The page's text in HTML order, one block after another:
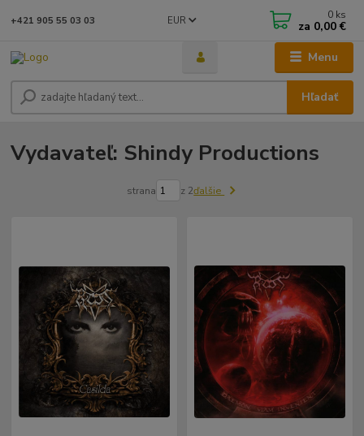
Menu
EUR
Hľadať
+421 905 55 03 03 0 ks
za 0,00 €
Vydavateľ: Shindy Productions
strana z 2ďalšie